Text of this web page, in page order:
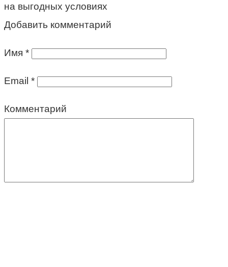
на выгодных условиях
Добавить комментарий
Имя *
Email *
Комментарий